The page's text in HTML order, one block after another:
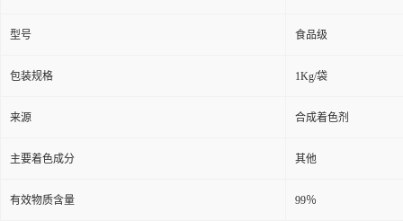
型号 食品级
包装规格 1Kg/袋
来源 合成着色剂
主要着色成分 其他
有效物质含量 99％